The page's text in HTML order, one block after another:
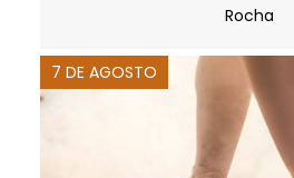
Rocha
7 DE AGOSTO